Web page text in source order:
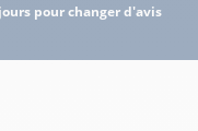
pour changer d'avis